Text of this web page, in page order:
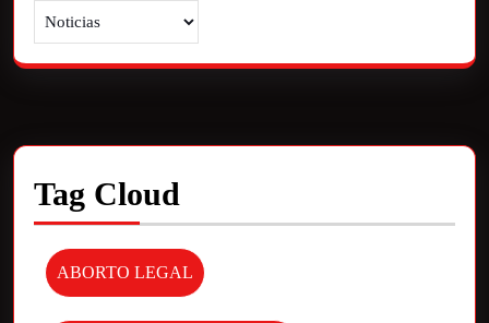
Tag Cloud
ABORTO LEGAL